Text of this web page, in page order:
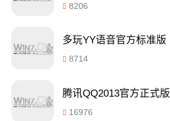
8206
多玩YY语音官方标准版
8714
腾讯QQ2013官方正式版
16976